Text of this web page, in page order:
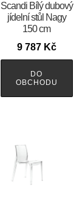
Scandi Bílý dubový
jídelní stůl Nagy
150 cm
9 787 Kč
DO
OBCHODU